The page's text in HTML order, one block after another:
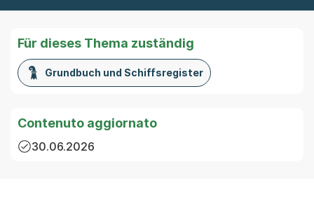
Für dieses Thema zuständig
Grundbuch und Schiffsregister
Contenuto aggiornato
30.06.2026